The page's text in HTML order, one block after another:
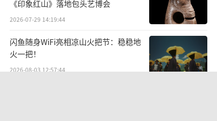
板印象、注入流行元素。当“叫座”成为唯一
标准，深具民族特色、思想深度或仪式复杂性
的“慢文化”“雅文化”必然在算法推荐和资
本追逐中逐渐失声。因此，需在算法逻辑之
外，建立文化价值评估体系。政府与文化机构
《印象红山》落地包头艺博会
2026-07-29 14:19:44
闪鱼随身WiFi亮相凉山火把节：稳稳地
火一把！
2026-08-03 12:57:44